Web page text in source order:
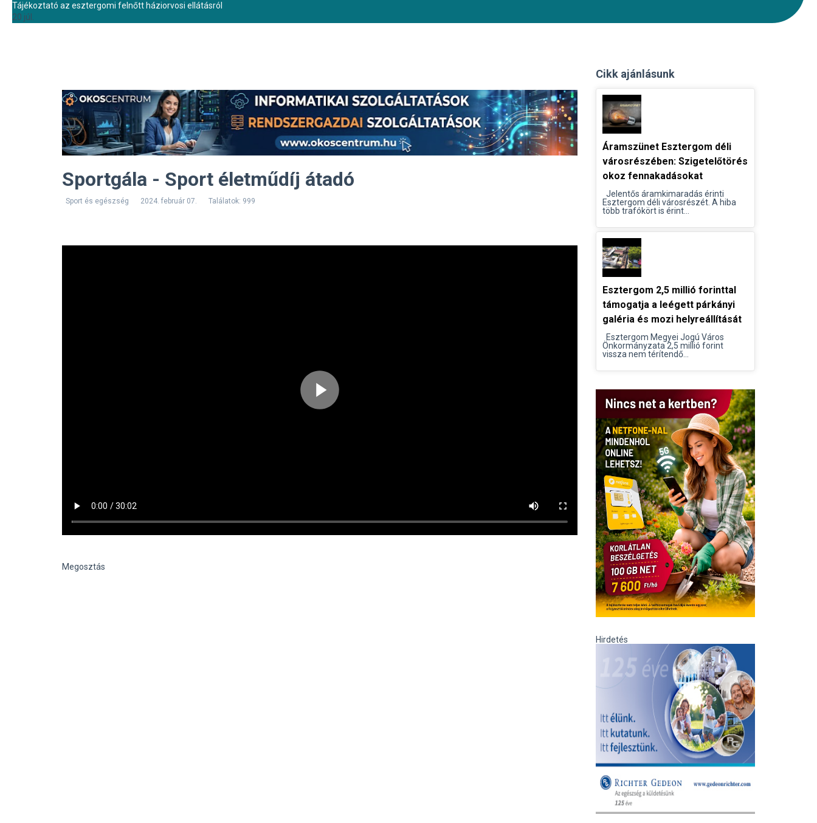
Tájékoztató az esztergomi felnőtt háziorvosi ellátásról
20 júl.
Sportgála - Sport életműdíj átadó
Sport és egészség 2024. február 07. Találatok: 999
Megosztás
Cikk ajánlásunk
Áramszünet Esztergom déli
városrészében: Szigetelőtörés
okoz fennakadásokat
Jelentős áramkimaradás érinti
Esztergom déli városrészét. A hiba
több trafókört is érint...
Esztergom 2,5 millió forinttal
támogatja a leégett párkányi
galéria és mozi helyreállítását
Esztergom Megyei Jogú Város
Önkormányzata 2,5 millió forint
vissza nem térítendő...
Hirdetés